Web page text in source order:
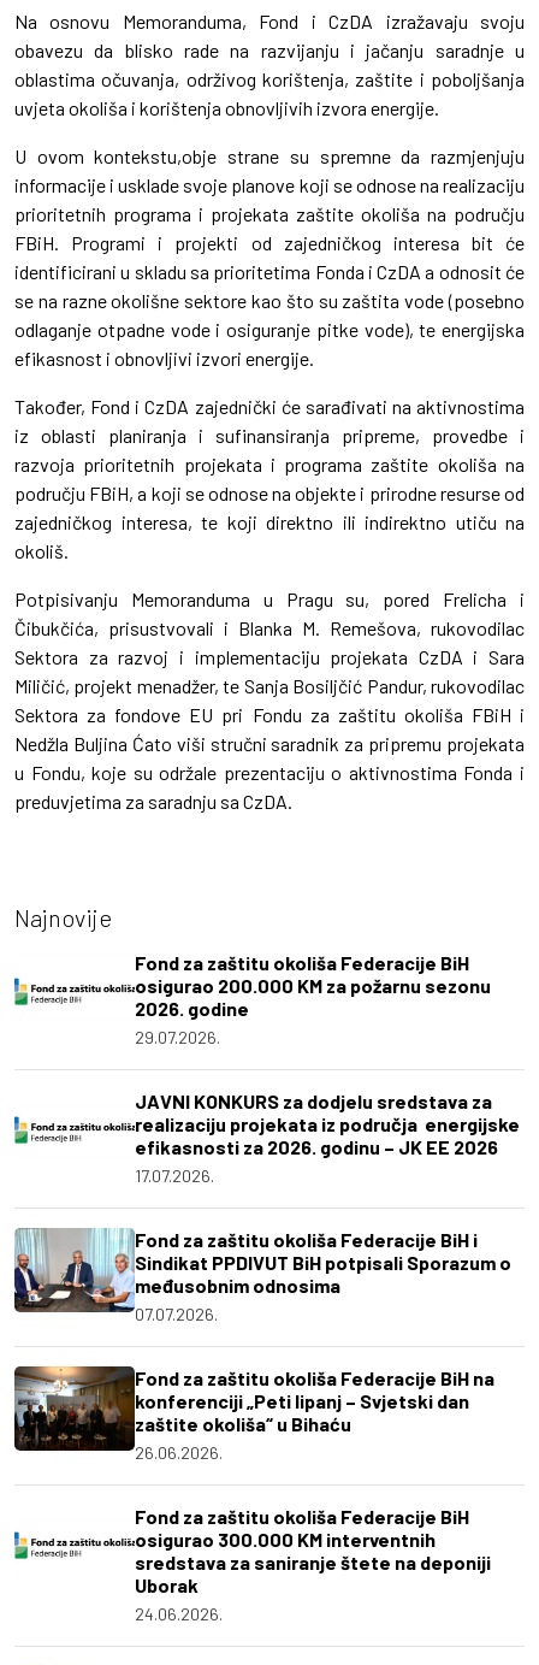
Na osnovu Memoranduma, Fond i CzDA izražavaju svoju
obavezu da blisko rade na razvijanju i jačanju saradnje u
oblastima očuvanja, održivog korištenja, zaštite i poboljšanja
uvjeta okoliša i korištenja obnovljivih izvora energije.
U ovom kontekstu,obje strane su spremne da razmjenjuju
informacije i usklade svoje planove koji se odnose na realizaciju
prioritetnih programa i projekata zaštite okoliša na području
FBiH. Programi i projekti od zajedničkog interesa bit će
identificirani u skladu sa prioritetima Fonda i CzDA a odnosit će
se na razne okolišne sektore kao što su zaštita vode (posebno
odlaganje otpadne vode i osiguranje pitke vode), te energijska
efikasnost i obnovljivi izvori energije.
Također, Fond i CzDA zajednički će sarađivati na aktivnostima
iz oblasti planiranja i sufinansiranja pripreme, provedbe i
razvoja prioritetnih projekata i programa zaštite okoliša na
području FBiH, a koji se odnose na objekte i prirodne resurse od
zajedničkog interesa, te koji direktno ili indirektno utiču na
okoliš.
Potpisivanju Memoranduma u Pragu su, pored Frelicha i
Čibukčića, prisustvovali i Blanka M. Remešova, rukovodilac
Sektora za razvoj i implementaciju projekata CzDA i Sara
Miličić, projekt menadžer, te Sanja Bosiljčić Pandur, rukovodilac
Sektora za fondove EU pri Fondu za zaštitu okoliša FBiH i
Nedžla Buljina Ćato viši stručni saradnik za pripremu projekata
u Fondu, koje su održale prezentaciju o aktivnostima Fonda i
preduvjetima za saradnju sa CzDA.
Najnovije
Fond za zaštitu okoliša Federacije BiH
osigurao 200.000 KM za požarnu sezonu
2026. godine
29.07.2026.
JAVNI KONKURS za dodjelu sredstava za
realizaciju projekata iz područja energijske
efikasnosti za 2026. godinu – JK EE 2026
17.07.2026.
Fond za zaštitu okoliša Federacije BiH i
Sindikat PPDIVUT BiH potpisali Sporazum o
međusobnim odnosima
07.07.2026.
Fond za zaštitu okoliša Federacije BiH na
konferenciji „Peti lipanj – Svjetski dan
zaštite okoliša“ u Bihaću
26.06.2026.
Fond za zaštitu okoliša Federacije BiH
osigurao 300.000 KM interventnih
sredstava za saniranje štete na deponiji
Uborak
24.06.2026.